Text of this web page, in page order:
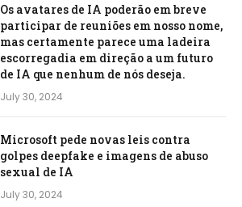
Os avatares de IA poderão em breve
participar de reuniões em nosso nome,
mas certamente parece uma ladeira
escorregadia em direção a um futuro
de IA que nenhum de nós deseja.
July 30, 2024
Microsoft pede novas leis contra
golpes deepfake e imagens de abuso
sexual de IA
July 30, 2024